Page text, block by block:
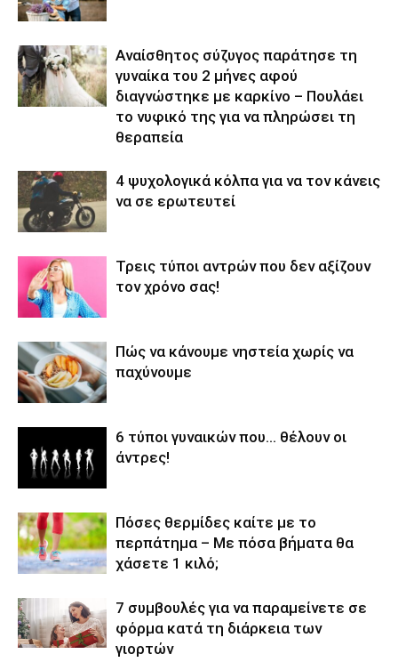
Αναίσθητος σύζυγος παράτησε τη
γυναίκα του 2 μήνες αφού
διαγνώστηκε με καρκίνο – Πουλάει
το νυφικό της για να πληρώσει τη
θεραπεία
4 ψυχολογικά κόλπα για να τον κάνεις
να σε ερωτευτεί
Τρεις τύποι αντρών που δεν αξίζουν
τον χρόνο σας!
Πώς να κάνουμε νηστεία χωρίς να
παχύνουμε
6 τύποι γυναικών που… θέλουν οι
άντρες!
Πόσες θερμίδες καίτε με το
περπάτημα – Με πόσα βήματα θα
χάσετε 1 κιλό;
7 συμβουλές για να παραμείνετε σε
φόρμα κατά τη διάρκεια των
γιορτών